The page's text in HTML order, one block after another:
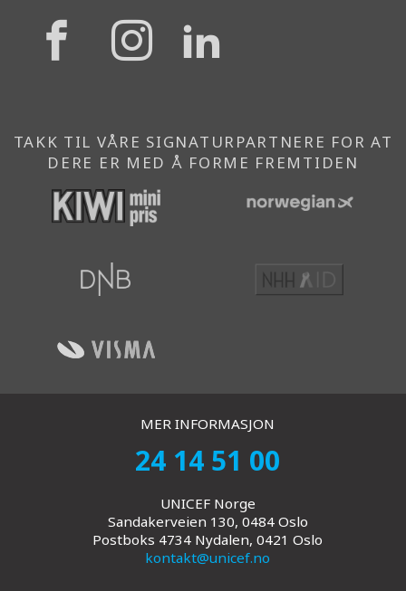
{{
'Facebook'|t
}}
{{
}}
TAKK TIL VÅRE SIGNATURPARTNERE FOR AT
DERE ER MED Å FORME FREMTIDEN
MER INFORMASJON
24 14 51 00
UNICEF Norge
Sandakerveien 130, 0484 Oslo
Postboks 4734 Nydalen, 0421 Oslo
kontakt@unicef.no